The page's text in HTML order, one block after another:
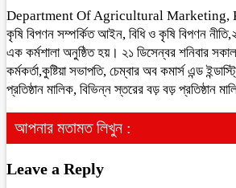
Department Of Agricultural Marketing,
কৃষি বিপণন সম্পর্কিত আইন, বিধি ও কৃষি বিপণন
এক কর্মশালা অনুষ্ঠিত হয়। ২১ ডিসেন্বর শনিবার
কর্মকর্তা,কুষ্টিয়া সভাপতি, চেম্বার অব কমার্স এন্ড
প্রতিষ্ঠান মালিক, বিভিন্ন স্তরের বড় বড়
আপনার মতামত লিখুন :
Leave a Reply